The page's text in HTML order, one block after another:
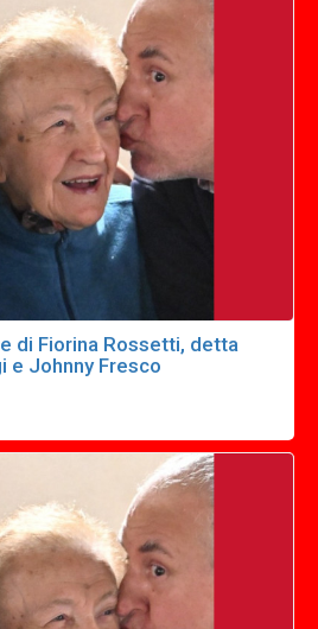
di Fiorina Rossetti, detta
e Johnny Fresco